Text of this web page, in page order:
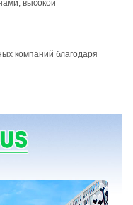
высокой
компаний благодаря